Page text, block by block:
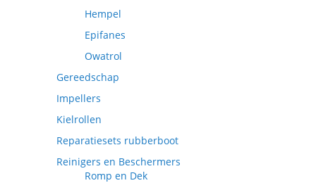
Hempel
Epifanes
Owatrol
Gereedschap
Impellers
Kielrollen
Reparatiesets rubberboot
Reinigers en Beschermers
Romp en Dek